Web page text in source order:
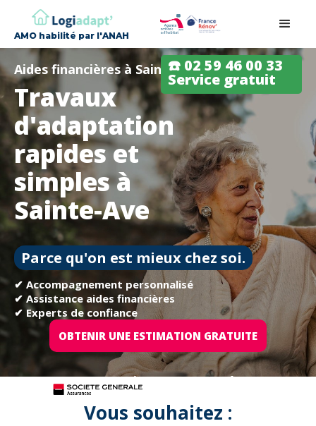
AMO habilité par l'ANAH
☎️ 02 59 46 00 33
Service gratuit
Aides financières à Sainte-Ave
Travaux
d'adaptation
rapides et
simples à
Sainte-Ave
Parce qu'on est mieux chez soi.
✔ Accompagnement personnalisé
✔ Assistance aides financières
✔ Experts de confiance
OBTENIR UNE ESTIMATION GRATUITE
Tous nos projets sont assurés par
Vous souhaitez :